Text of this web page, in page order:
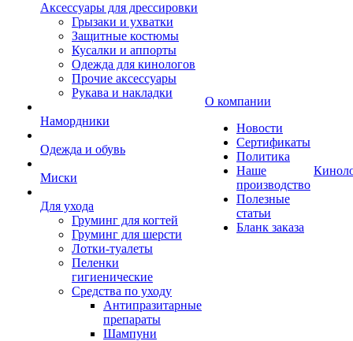
Аксессуары для дрессировки
Грызаки и ухватки
Защитные костюмы
Кусалки и аппорты
Одежда для кинологов
Прочие аксессуары
Рукава и накладки
Намордники
Одежда и обувь
Миски
Для ухода
Груминг для когтей
Груминг для шерсти
Лотки-туалеты
Пеленки
гигиенические
Средства по уходу
Антипразитарные
препараты
Шампуни
О компании
Новости
Сертификаты
Политика
Наше
производство
Полезные
статьи
Бланк заказа